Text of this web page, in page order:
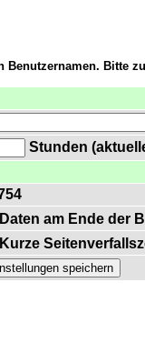
Bitte
Stunden
Daten am Ende der
Kurze